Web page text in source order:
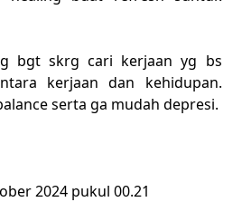
bgt skrg cari kerjaan yg bs
kerjaan dan kehidupan.
serta ga mudah depresi.
2024 pukul 00.21